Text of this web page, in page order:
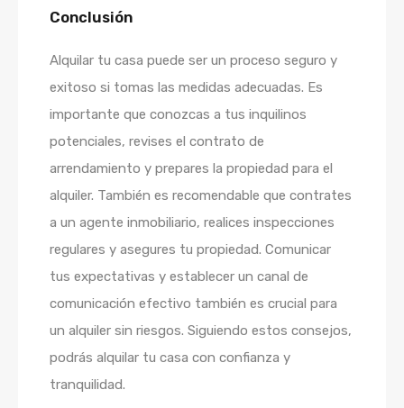
Conclusión
Alquilar tu casa puede ser un proceso seguro y
exitoso si tomas las medidas adecuadas. Es
importante que conozcas a tus inquilinos
potenciales, revises el contrato de
arrendamiento y prepares la propiedad para el
alquiler. También es recomendable que contrates
a un agente inmobiliario, realices inspecciones
regulares y asegures tu propiedad. Comunicar
tus expectativas y establecer un canal de
comunicación efectivo también es crucial para
un alquiler sin riesgos. Siguiendo estos consejos,
podrás alquilar tu casa con confianza y
tranquilidad.